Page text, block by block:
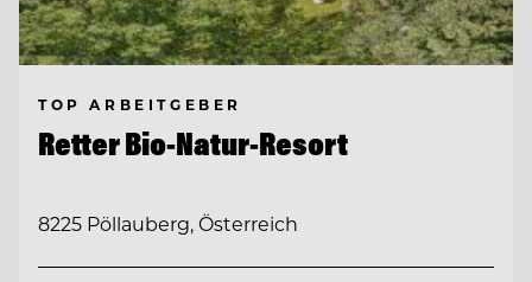
TOP ARBEITGEBER
Retter Bio-Natur-Resort
8225 Pöllauberg, Österreich